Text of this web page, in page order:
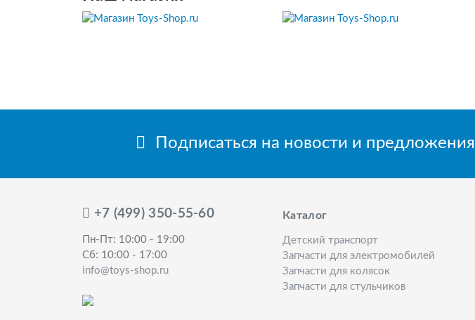
Подписаться на новости и предложения
+7 (499) 350-55-60
Пн-Пт: 10:00 - 19:00
Сб: 10:00 - 17:00
info@toys-shop.ru
Каталог
Детский транспорт
Запчасти для электромобилей
Запчасти для колясок
Запчасти для стульчиков